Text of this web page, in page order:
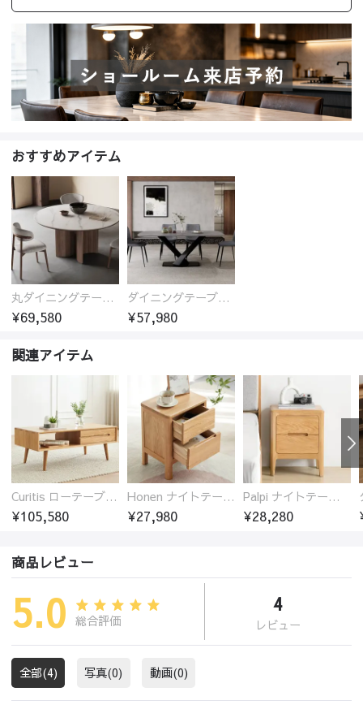
おすすめアイテム
丸ダイニングテーブル セラミック天板 耐熱 キズに強い 丸型 北欧 無垢材 円卓 円型
¥69,580
ダイニングテーブル おしゃれ セラミック天板 大理石柄 食卓 4人用 4人 6人 140cm 160cm 180cm 耐久性 耐熱 食事テーブル
¥57,980
関連アイテム
Curitis ローテーブル センターテーブル オーク材 収納付き 2色選び シンプル ほぞ継ぎ 5サイズ
¥105,580
Honen ナイトテーブル サイドテーブル 引き出し2杯 オーク材 木製 無垢材
¥27,980
Palpi ナイトテーブル サイドテーブル 引き出し2杯 オーク材 木製 無垢材
¥28,280
商品レビュー
5.0 総合評価
4
レビュー
全部(4) 写真(0) 動画(0)